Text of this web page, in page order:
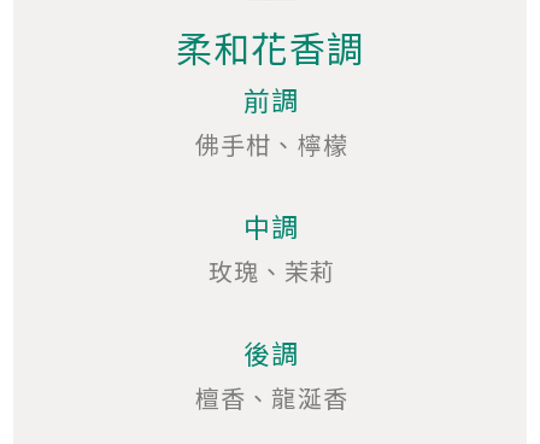
柔和花香調
前調
佛手柑、檸檬
中調
玫瑰、茉莉
後調
檀香、龍涎香